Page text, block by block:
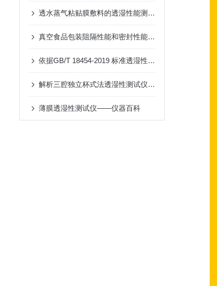
透水蒸气粘贴膜敷料的透湿性能测试方法
真空食品包装阻隔性能和密封性能检测方法介绍
依据GB/T 18454-2019 标准透湿性测试仪用于无菌食品复合袋性能检测
解析三腔独立杯式法透湿性测试仪的行业应用
薄膜透湿性测试仪——仪器百科